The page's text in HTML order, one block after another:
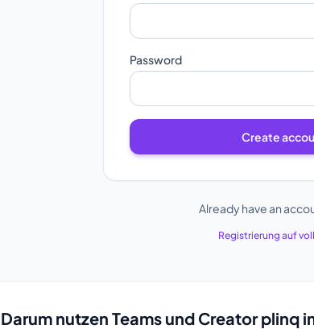
Password
Create
Already have an
Registrierung auf
Darum nutzen Teams und Creator plinq